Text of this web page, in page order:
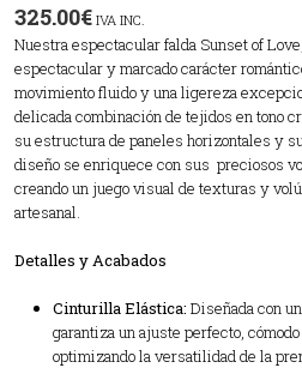
325.00€ IVA INC.
Nuestra espectacular falda Sunset of
espectacular y marcado carácter
movimiento fluido y una ligereza
delicada combinación de tejidos en tono
su estructura de paneles horizontales y
diseño se enriquece con sus preciosos
creando un juego visual de texturas y
artesanal.
Detalles y Acabados
Cinturilla Elástica: Diseñada con
garantiza un ajuste perfecto,
optimizando la versatilidad de la